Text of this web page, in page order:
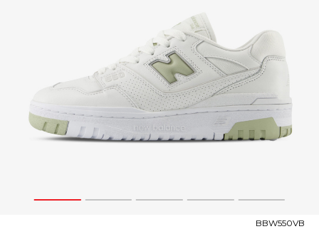
1 2 3 4 5
BBW550VB